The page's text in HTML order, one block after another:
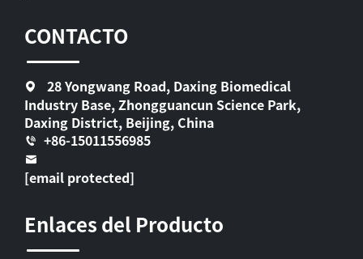
CONTACTO
28 Yongwang Road, Daxing Biomedical
Industry Base, Zhongguancun Science Park,
Daxing District, Beijing, China
+86-15011556985
[email protected]
Enlaces del Producto